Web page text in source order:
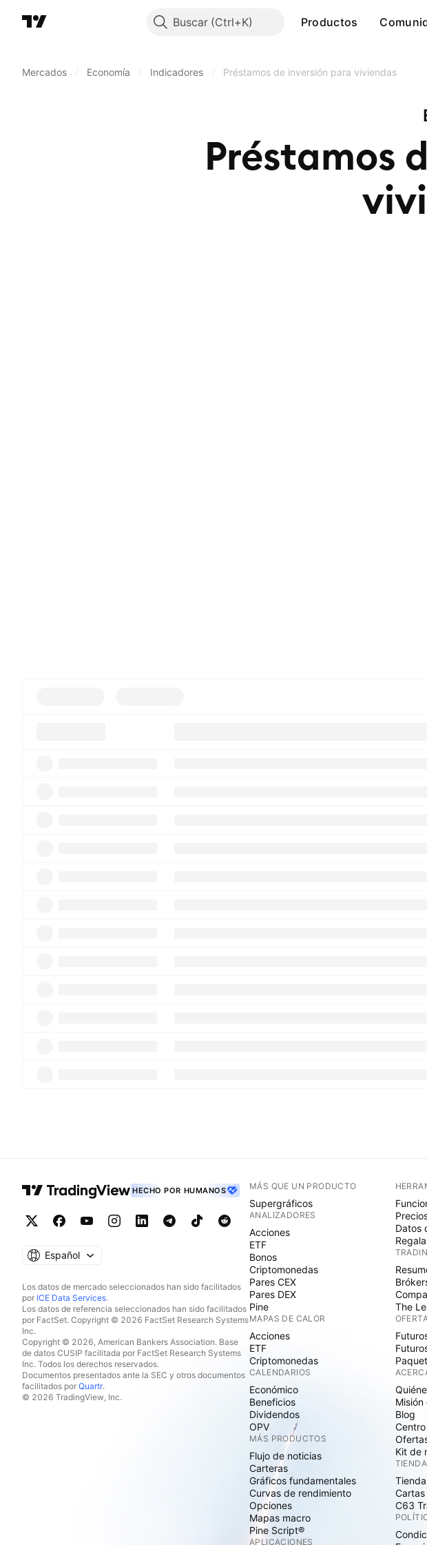
Buscar Productos
Mercados Economía Indicadores Préstamos de inversión para viviendas
Préstamos
HECHO POR HUMANOS
Español
Los datos de mercado seleccionados han sido facilitados
por ICE Data Services.
Los datos de referencia seleccionados han sido facilitados
por FactSet. Copyright © 2026 FactSet Research Systems
Inc.
Copyright © 2026, American Bankers Association. Base
de datos CUSIP facilitada por FactSet Research Systems
Inc. Todos los derechos reservados.
Documentos presentados ante la SEC y otros documentos
facilitados por Quartr.
© 2026 TradingView, Inc.
MÁS QUE UN PRODUCTO
Supergráficos
ANALIZADORES
Acciones
ETF
Bonos
Criptomonedas
Pares CEX
Pares DEX
Pine
MAPAS DE CALOR
Acciones
ETF
Criptomonedas
CALENDARIOS
Económico
Beneficios
Dividendos
OPV
MÁS PRODUCTOS
Flujo de noticias
Carteras
Gráficos fundamentales
Curvas de rendimiento
Opciones
Mapas macro
Pine Script®
APLICACIONES
Datos
The
Misión
Blog
Kit de
TIENDA
C63